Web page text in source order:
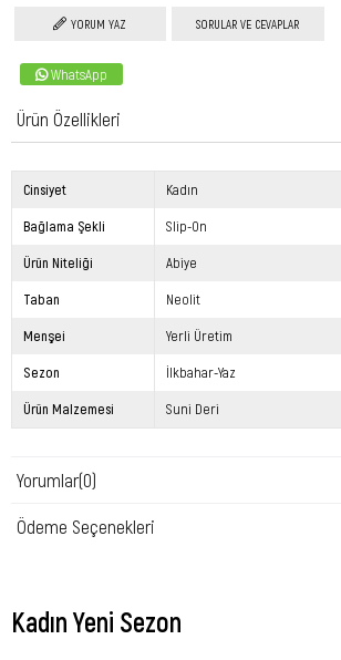
YORUM YAZ SORULAR VE CEVAPLAR
WhatsApp
Ürün Özellikleri
Cinsiyet Kadın
Bağlama Şekli Slip-On
Ürün Niteliği Abiye
Taban Neolit
Menşei Yerli Üretim
Sezon İlkbahar-Yaz
Ürün Malzemesi Suni Deri
Yorumlar(0)
Ödeme Seçenekleri
Kadın Yeni Sezon